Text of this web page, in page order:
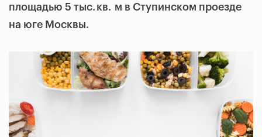
площадью 5 тыс. кв. м в Ступинском проезде
на юге Москвы.